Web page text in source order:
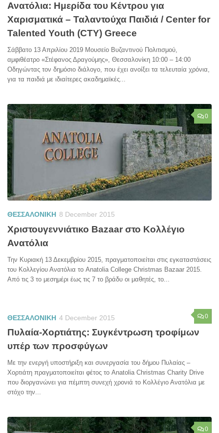
Ανατόλια: Ημερίδα του Κέντρου για
Χαρισματικά – Ταλαντούχα Παιδιά / Center for
Talented Youth (CTY) Greece
Σάββατο 13 Απριλίου 2019 Μουσείο Βυζαντινού Πολιτισμού,
αμφιθέατρο «Στέφανος Δραγούμης», Θεσσαλονίκη 10:00 – 14:00
Οδηγώντας τον δημόσιο διάλογο, που έχει ανοίξει τα τελευταία χρόνια,
για τα παιδιά με ιδιαίτερες ακαδημαϊκές...
0
ΘΕΣΣΑΛΟΝΙΚΗ 8 December 2015
Χριστουγεννιάτικο Bazaar στο Κολλέγιο
Ανατόλια
Την Κυριακή 13 Δεκεμβρίου 2015, πραγματοποιείται στις εγκαταστάσεις
του Κολλεγίου Ανατόλια το Anatolia College Christmas Bazaar 2015.
Από τις 3 το μεσημέρι έως τις 7 το βράδυ οι μαθητές, το...
0
ΘΕΣΣΑΛΟΝΙΚΗ 4 December 2015
Πυλαία-Χορτιάτης: Συγκέντρωση τροφίμων
υπέρ των προσφύγων
Με την ενεργή υποστήριξη και συνεργασία του δήμου Πυλαίας –
Χορτιάτη πραγματοποιείται φέτος το Anatolia Christmas Charity Drive
που διοργανώνει για πέμπτη συνεχή χρονιά το Κολλέγιο Ανατόλια με
στόχο την...
0